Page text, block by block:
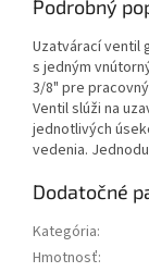
Podrobný
Uzatvárací ventil
s jedným
3/8" pre pracovný
Ventil slúži na
jednotlivých
vedenia.
Dodatočné
Kategória:
Hmotnosť: